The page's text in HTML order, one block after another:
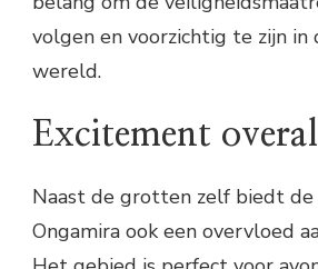
volgen en voorzichtig te zijn in
wereld.
Excitement overal
Naast de grotten zelf biedt de
Ongamira ook een overvloed